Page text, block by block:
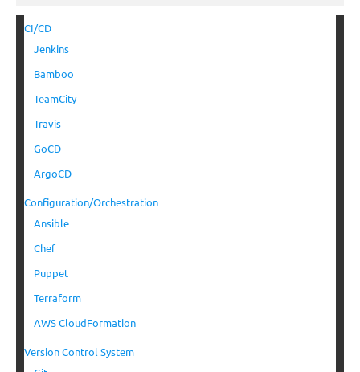
CI/CD
Jenkins
Bamboo
TeamCity
Travis
GoCD
ArgoCD
Configuration/Orchestration
Ansible
Chef
Puppet
Terraform
AWS CloudFormation
Version Control System